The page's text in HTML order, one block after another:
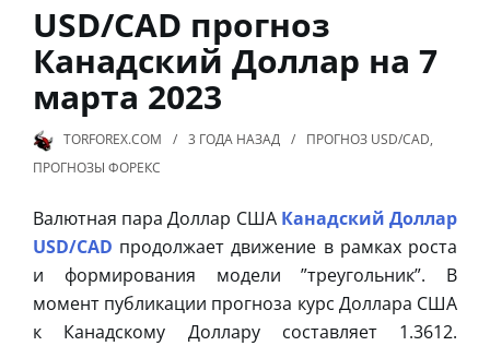
USD/CAD прогноз
Канадский Доллар на 7
марта 2023
TORFOREX.COM 3 ГОДА НАЗАД ПРОГНОЗ USD/CAD,
ПРОГНОЗЫ ФОРЕКС
Валютная пара Доллар США Канадский Доллар
USD/CAD продолжает движение в рамках роста
и формирования модели ”треугольник”. В
момент публикации прогноза курс Доллара США
к Канадскому Доллару составляет 1.3612.